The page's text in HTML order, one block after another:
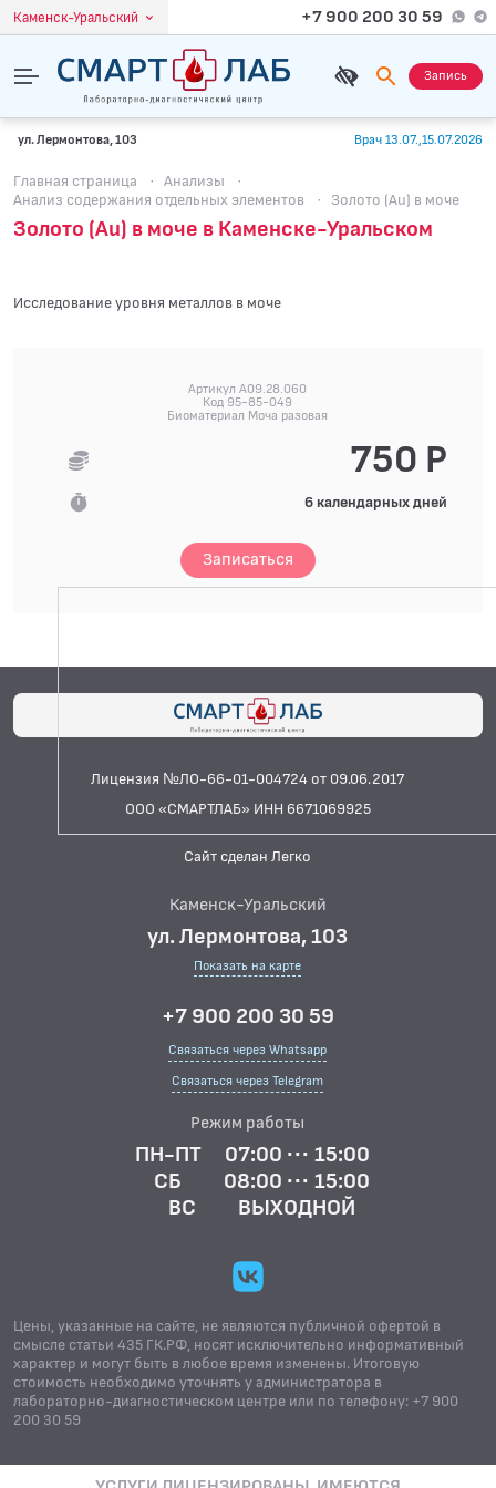
Каменск-Уральский +7 900 200 30 59
Запись
ул. Лермонтова, 103 Врач 13.07.,15.07.2026
Главная страница · Анализы
·
Анализ содержания отдельных элементов
· Золото (Au) в моче
Золото (Au) в моче в Каменске-Уральском
Исследование уровня металлов в моче
Артикул A09.28.060
Код 95-85-049
Биоматериал Моча разовая
750 Р
6 календарных дней
Записаться
Лицензия №ЛО-66-01-004724 от 09.06.2017
ООО «СМАРТЛАБ» ИНН 6671069925
Сайт сделан Легко
Каменск-Уральский
ул. Лермонтова, 103
Показать на карте
+7 900 200 30 59
Связаться через Whatsapp
Связаться через Telegram
Режим работы
ПН-ПТ
07:00 ··· 15:00
СБ
08:00 ··· 15:00
ВС
ВЫХОДНОЙ
Цены, указанные на сайте, не являются публичной офертой в
смысле статьи 435 ГК.РФ, носят исключительно информативный
характер и могут быть в любое время изменены. Итоговую
стоимость необходимо уточнять у администратора в
лабораторно-диагностическом центре или по телефону: +7 900
200 30 59